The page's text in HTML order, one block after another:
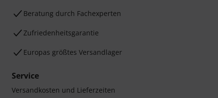
Beratung durch Fachexperten
Zufriedenheitsgarantie
Europas größtes Versandlager
Service
Versandkosten und Lieferzeiten